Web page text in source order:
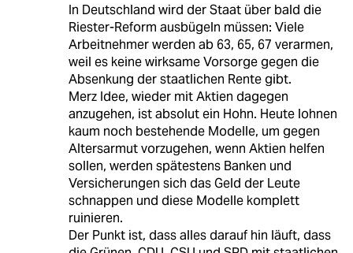
In Deutschland wird der Staat über bald die
Riester-Reform ausbügeln müssen: Viele
Arbeitnehmer werden ab 63, 65, 67 verarmen,
weil es keine wirksame Vorsorge gegen die
Absenkung der staatlichen Rente gibt.
Merz Idee, wieder mit Aktien dagegen
anzugehen, ist absolut ein Hohn. Heute lohnen
kaum noch bestehende Modelle, um gegen
Altersarmut vorzugehen, wenn Aktien helfen
sollen, werden spätestens Banken und
Versicherungen sich das Geld der Leute
schnappen und diese Modelle komplett
ruinieren.
Der Punkt ist, dass alles darauf hin läuft, dass